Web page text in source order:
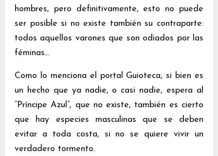
hombres, pero definitivamente, esto no puede
ser posible si no existe también su contraparte:
todos aquellos varones que son odiados por las
féminas…
Como lo menciona el portal Guioteca, si bien es
un hecho que ya nadie, o casi nadie, espera al
“Príncipe Azul”, que no existe, también es cierto
que hay especies masculinas que se deben
evitar a toda costa, si no se quiere vivir un
verdadero tormento.